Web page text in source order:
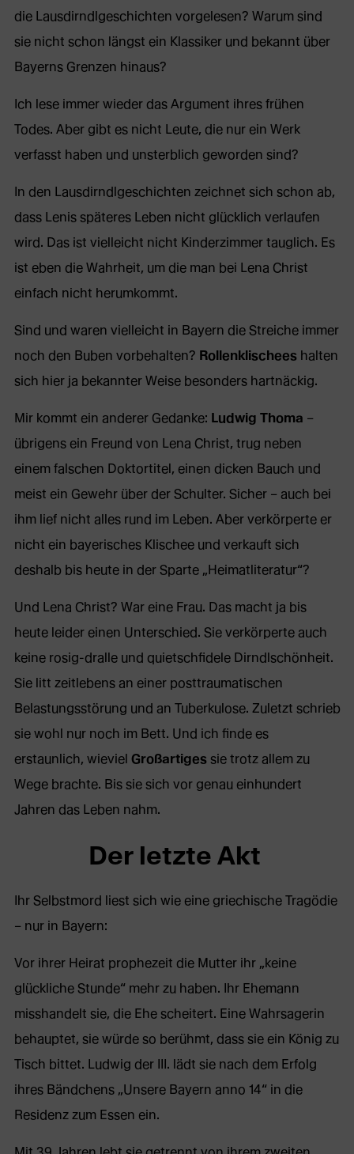
die Lausdirndlgeschichten vorgelesen? Warum sind
sie nicht schon längst ein Klassiker und bekannt über
Bayerns Grenzen hinaus?
Ich lese immer wieder das Argument ihres frühen
Todes. Aber gibt es nicht Leute, die nur ein Werk
verfasst haben und unsterblich geworden sind?
In den Lausdirndlgeschichten zeichnet sich schon ab,
dass Lenis späteres Leben nicht glücklich verlaufen
wird. Das ist vielleicht nicht Kinderzimmer tauglich. Es
ist eben die Wahrheit, um die man bei Lena Christ
einfach nicht herumkommt.
Sind und waren vielleicht in Bayern die Streiche immer
noch den Buben vorbehalten? Rollenklischeeshalten
sich hier ja bekannter Weise besonders hartnäckig.
Mir kommt ein anderer Gedanke: Ludwig Thoma –
übrigens ein Freund von Lena Christ, trug neben
einem falschen Doktortitel, einen dicken Bauch und
meist ein Gewehr über der Schulter. Sicher – auch bei
ihm lief nicht alles rund im Leben. Aber verkörperte er
nicht ein bayerisches Klischee und verkauft sich
deshalb bis heute in der Sparte „Heimatliteratur“?
Und Lena Christ? War eine Frau. Das macht ja bis
heute leider einen Unterschied. Sie verkörperte auch
keine rosig-dralle und quietschfidele Dirndlschönheit.
Sie litt zeitlebens an einer posttraumatischen
Belastungsstörung und an Tuberkulose. Zuletzt schrieb
sie wohl nur noch im Bett. Und ich finde es
erstaunlich, wieviel Großartigessie trotz allem zu
Wege brachte. Bis sie sich vor genau einhundert
Jahren das Leben nahm.
Der letzte Akt
Ihr Selbstmord liest sich wie eine griechische Tragödie
– nur in Bayern:
Vor ihrer Heirat prophezeit die Mutter ihr „keine
glückliche Stunde“ mehr zu haben. Ihr Ehemann
misshandelt sie, die Ehe scheitert. Eine Wahrsagerin
behauptet, sie würde so berühmt, dass sie ein König zu
Tisch bittet. Ludwig der III. lädt sie nach dem Erfolg
ihres Bändchens „Unsere Bayern anno 14“ in die
Residenz zum Essen ein.